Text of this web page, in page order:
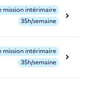
intérimaire
35h/semaine
intérimaire
35h/semaine